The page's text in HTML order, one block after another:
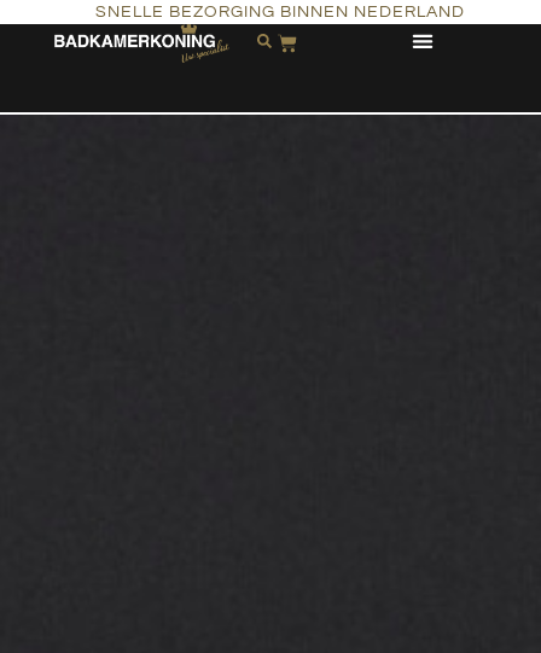
SNELLE BEZORGING BINNEN NEDERLAND